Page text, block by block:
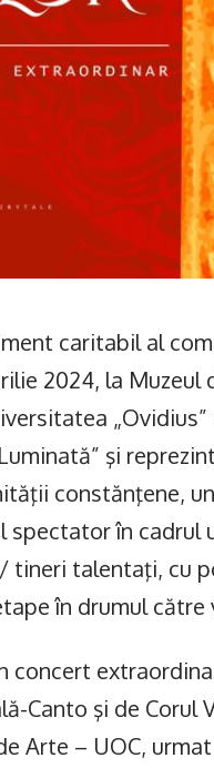
caritabil al
2024, la Muzeul
şi
constănţene,
spectator în cadrul
tineri talentaţi, cu
în drumul
concert
Canto şi de Corul
Arte – UOC,